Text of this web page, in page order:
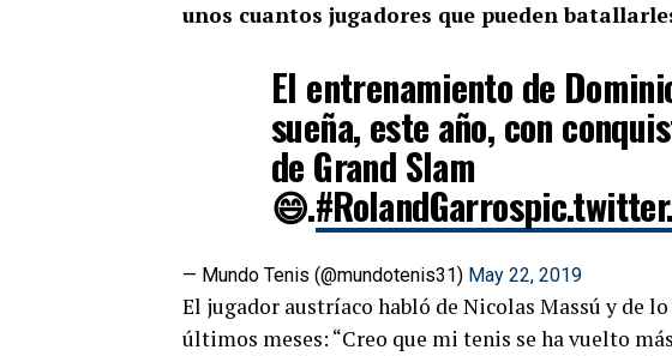
unos cuantos jugadores que pueden
El entrenamiento de
sueña, este año, con
de Grand Slam
😄.#RolandGarros
— Mundo Tenis (@mundotenis31) May 22, 2019
El jugador austríaco habló de Nicolas Massú y de
últimos meses: “Creo que mi tenis se ha vuelto